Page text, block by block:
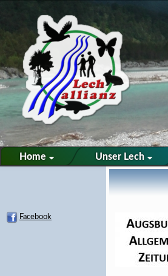
Home Unser Lech
Facebook